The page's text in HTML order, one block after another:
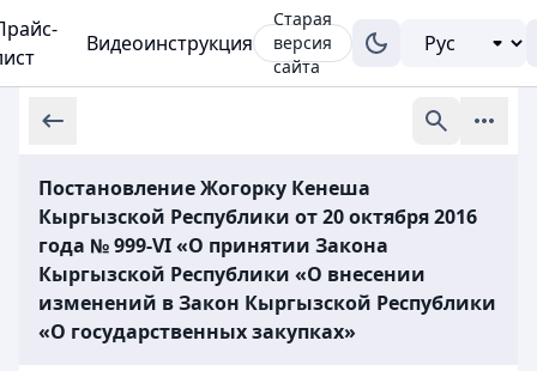
Видеоинструкция
Старая
версия
сайта
Постановление Жогорку Кенеша
Кыргызской Республики от 20 октября 2016
года № 999-VI «О принятии Закона
Кыргызской Республики «О внесении
изменений в Закон Кыргызской Республики
«О государственных закупках»